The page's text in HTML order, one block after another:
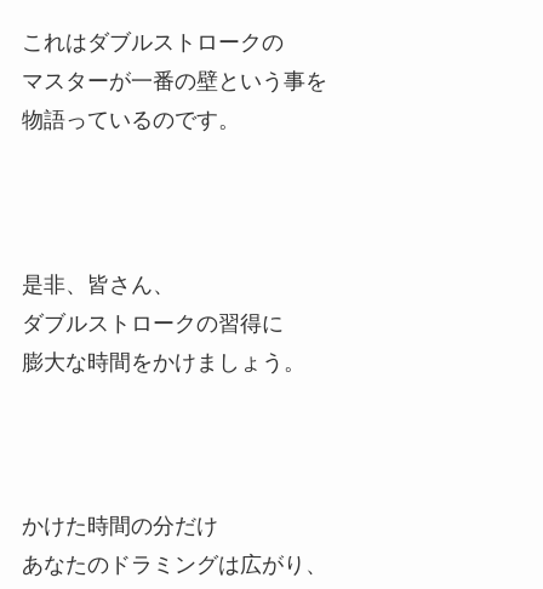
これはダブルストロークの
マスターが一番の壁という事を
物語っているのです。
是非、皆さん、
ダブルストロークの習得に
膨大な時間をかけましょう。
かけた時間の分だけ
あなたのドラミングは広がり、